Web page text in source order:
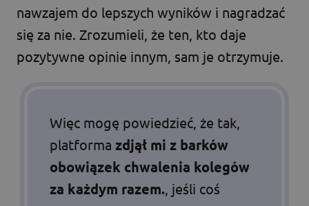
nawzajem do lepszych wyników i nagradzać
się za nie. Zrozumieli, że ten, kto daje
pozytywne opinie innym, sam je otrzymuje.
Więc mogę powiedzieć, że tak,
platforma zdjął mi z barków
obowiązek chwalenia kolegów
za każdym razem., jeśli coś